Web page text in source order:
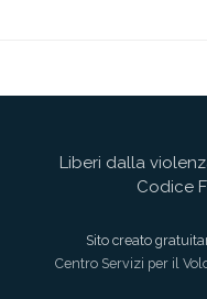
Liberi dalla
Codice
Sito creato
Centro Servizi per il